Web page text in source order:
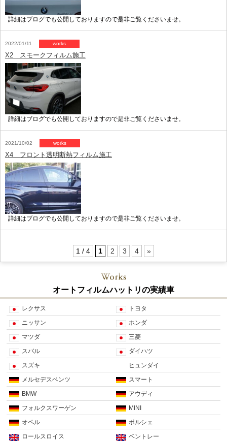
詳細はブログでも公開しておりますので是非ご覧くださいませ。
2022/01/11 works
X2 スモークフィルム施工
詳細はブログでも公開しておりますので是非ご覧くださいませ。
2021/10/02 works
X4 フロント透明断熱フィルム施工
詳細はブログでも公開しておりますので是非ご覧くださいませ。
1 / 4 1 2 3 4 »
オートフィルムハットリの実績車
レクサス
トヨタ
ニッサン
ホンダ
マツダ
三菱
スバル
ダイハツ
スズキ
ヒュンダイ
メルセデスベンツ
スマート
BMW
アウディ
フォルクスワーゲン
MINI
オペル
ポルシェ
ロールスロイス
ベントレー